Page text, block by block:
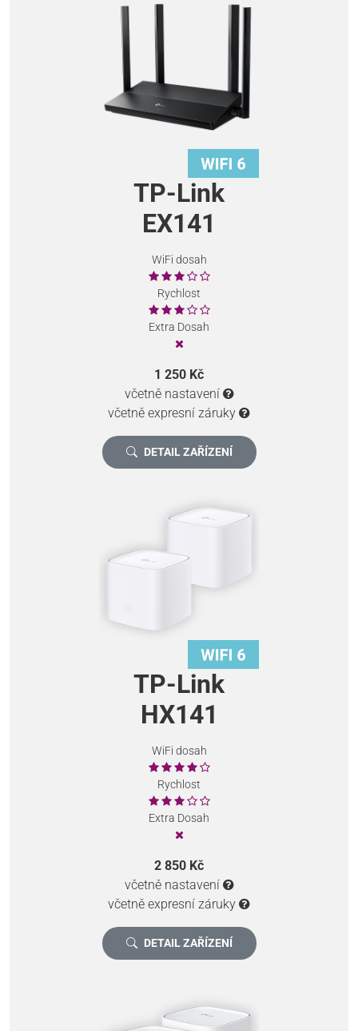
TP-Link
EX141
WiFi dosah
Rychlost
Extra Dosah
1 250 Kč
včetně nastavení
včetně expresní záruky
DETAIL ZAŘÍZENÍ
TP-Link
HX141
WiFi dosah
Rychlost
Extra Dosah
2 850 Kč
včetně nastavení
včetně expresní záruky
DETAIL ZAŘÍZENÍ